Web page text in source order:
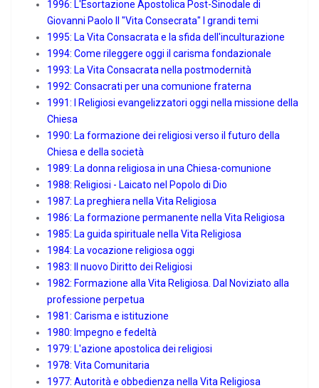
1996: L'Esortazione Apostolica Post-Sinodale di
Giovanni Paolo II "Vita Consecrata" I grandi temi
1995: La Vita Consacrata e la sfida dell'inculturazione
1994: Come rileggere oggi il carisma fondazionale
1993: La Vita Consacrata nella postmodernità
1992: Consacrati per una comunione fraterna
1991: I Religiosi evangelizzatori oggi nella missione della
Chiesa
1990: La formazione dei religiosi verso il futuro della
Chiesa e della società
1989: La donna religiosa in una Chiesa-comunione
1988: Religiosi - Laicato nel Popolo di Dio
1987: La preghiera nella Vita Religiosa
1986: La formazione permanente nella Vita Religiosa
1985: La guida spirituale nella Vita Religiosa
1984: La vocazione religiosa oggi
1983: Il nuovo Diritto dei Religiosi
1982: Formazione alla Vita Religiosa. Dal Noviziato alla
professione perpetua
1981: Carisma e istituzione
1980: Impegno e fedeltà
1979: L'azione apostolica dei religiosi
1978: Vita Comunitaria
1977: Autorità e obbedienza nella Vita Religiosa